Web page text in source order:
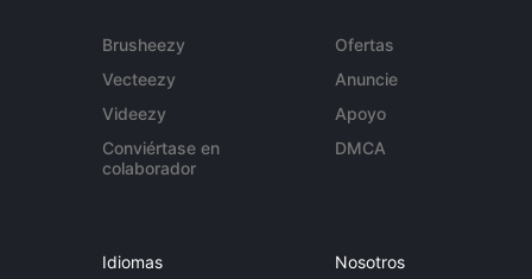
Brusheezy
Vecteezy
Videezy
Conviértase en
colaborador
Ofertas
Anuncie
Apoyo
DMCA
Idiomas Nosotros